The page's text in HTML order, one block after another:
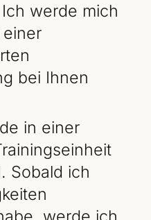
werde mich
bei Ihnen
in einer
Sobald ich